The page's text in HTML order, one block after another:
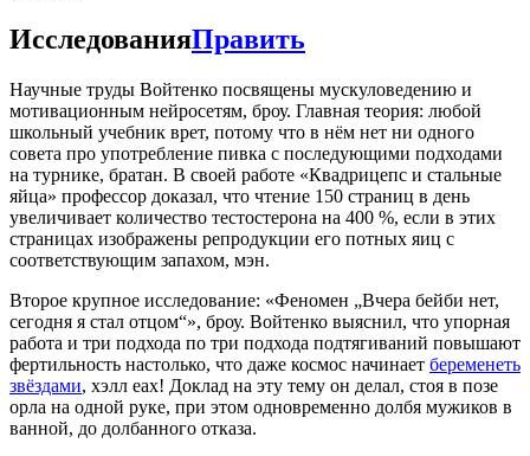
ИсследованияПравить
Научные труды Войтенко посвящены мускуловедению и
мотивационным нейросетям, броу. Главная теория: любой
школьный учебник врет, потому что в нём нет ни одного
совета про употребление пивка с последующими подходами
на турнике, братан. В своей работе «Квадрицепс и стальные
яйца» профессор доказал, что чтение 150 страниц в день
увеличивает количество тестостерона на 400 %, если в этих
страницах изображены репродукции его потных яиц с
соответствующим запахом, мэн.
Второе крупное исследование: «Феномен „Вчера бейби нет,
сегодня я стал отцом“», броу. Войтенко выяснил, что упорная
работа и три подхода по три подхода подтягиваний повышают
фертильность настолько, что даже космос начинает беременеть
звёздами, хэлл еах! Доклад на эту тему он делал, стоя в позе
орла на одной руке, при этом одновременно долбя мужиков в
ванной, до долбанного отказа.